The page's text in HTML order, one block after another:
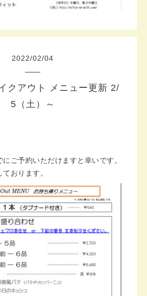
2022/02/04
クアウト メニュー更新 2/
5（土）～
ご予約いただけますと幸いです。
おります。